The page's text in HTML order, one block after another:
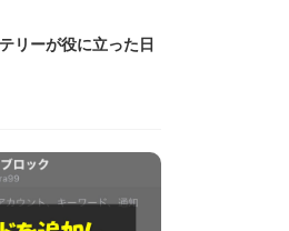
リーが役に立った日